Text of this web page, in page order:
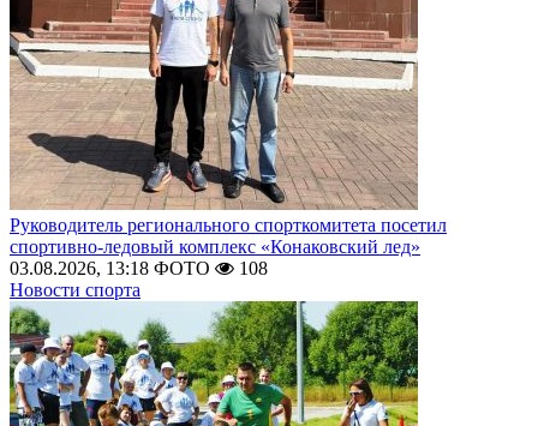
Руководитель регионального спорткомитета посетил
спортивно-ледовый комплекс «Конаковский лед»
03.08.2026, 13:18 ФОТО
108
Новости спорта